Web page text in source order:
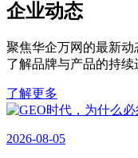
企业动态
聚焦华企万网的最新动
了解品牌与产品的持续
了解更多
2026-08-05